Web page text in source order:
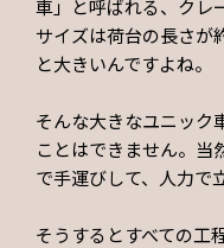
車」と呼ばれる、クレ
サイズは荷台の長さが
と大きいんですよね。
そんな大きなユニック
ことはできません。当
で手運びして、人力で
そうするとすべての工